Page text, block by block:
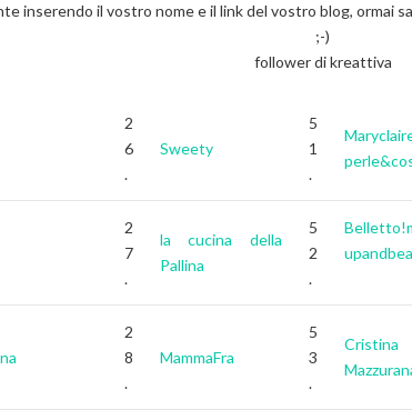
inserendo il vostro nome e il link del vostro blog, ormai
;-)
follower di kreattiva
2
6
.
Sweety
5
1
.
2
7
.
la cucina della
Pallina
5
2
.
2
8
.
MammaFra
5
3
.
Cristina